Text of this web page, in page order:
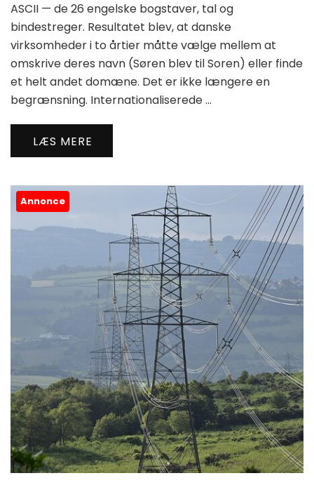
ASCII — de 26 engelske bogstaver, tal og
bindestreger. Resultatet blev, at danske
virksomheder i to årtier måtte vælge mellem at
omskrive deres navn (Søren blev til Soren) eller finde
et helt andet domæne. Det er ikke længere en
begrænsning. Internationaliserede …
LÆS MERE
Annonce